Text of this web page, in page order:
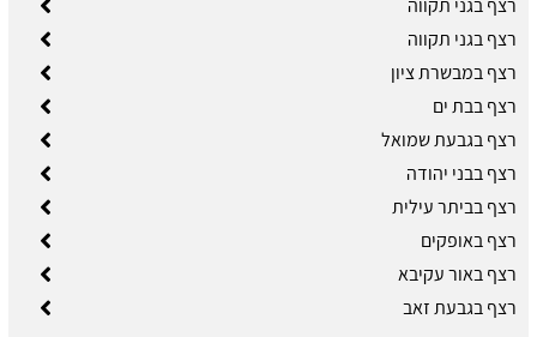
רצף בגני תקווה
רצף בגני תקווה
רצף במבשרת ציון
רצף בבת ים
רצף בגבעת שמואל
רצף בבני יהודה
רצף בביתר עילית
רצף באופקים
רצף באור עקיבא
רצף בגבעת זאב